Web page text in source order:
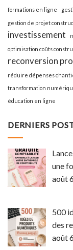
formations en ligne
gestion de projet
investissement
optimisation coûts
reconversion
réduire dépenses
transformation
éducation en ligne
DERNIERS
une
août
500
des
août